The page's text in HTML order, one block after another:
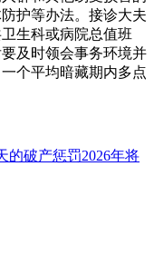
护等办法。接诊大夫
生科或病院总值班
及时领会事务环境并
个平均暗藏期内多点
的破产惩罚2026年将